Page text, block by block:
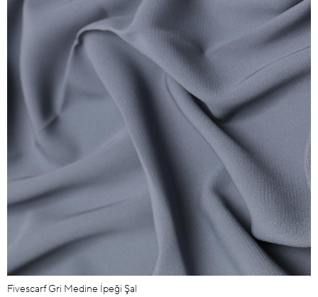
Fivescarf Gri Medine İpeği Şal